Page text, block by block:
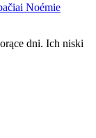
Noémie
dni. Ich niski